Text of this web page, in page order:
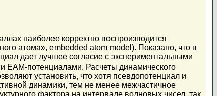
наиболее корректно воспроизводится
атома», embedded atom model). Показано, что в
дает лучшее согласие с экспериментальными
EAM-потенциалами. Расчеты динамического
установить, что хотя псевдопотенциал и
динамики, тем не менее межчастичное